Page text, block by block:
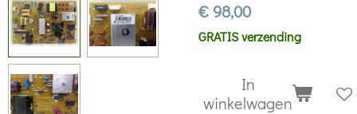
€ 98,00
GRATIS verzending
In
winkelwagen